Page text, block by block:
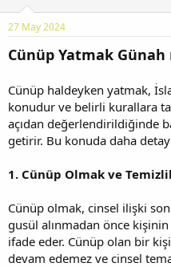
b
a
ş
l
t
a
n
g
ı
ç
t
r
i
h
i
27 May 2024
Cünüp Yatmak Günah
Cünüp haldeyken yatmak,
konudur ve belirli kurallara
açıdan değerlendirildiğinde
getirir. Bu konuda daha
1. Cünüp Olmak ve
Cünüp olmak, cinsel ilişki
gusül alınmadan önce
ifade eder. Cünüp olan bir
devam edemez ve cinsel